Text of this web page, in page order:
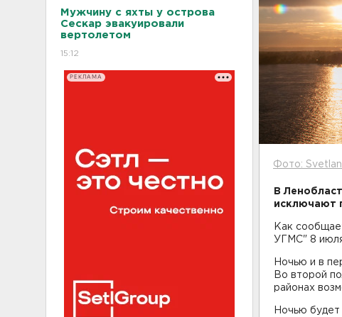
Мужчину с яхты у острова
Сескар эвакуировали
вертолетом
15:12
РЕКЛАМА
Фото:
В
исключают
Как
УГМС" 8
Ночью и в
Во второй
районах
Ночью будет